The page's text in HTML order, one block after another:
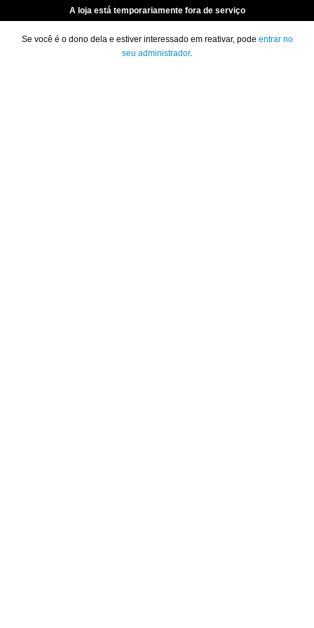
A loja está temporariamente fora de serviço
Se você é o dono dela e estiver interessado em reativar, pode entrar no
seu administrador.